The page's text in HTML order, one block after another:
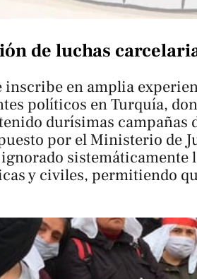
de luchas
inscribe en amplia
políticos en Turquía,
durísimas campañas
por el Ministerio de
sistemáticamente
y civiles, permitiendo